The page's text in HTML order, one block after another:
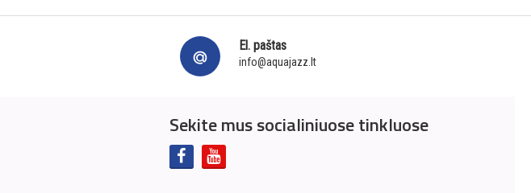
El. paštas
info@aquajazz.lt
Sekite mus socialiniuose tinkluose